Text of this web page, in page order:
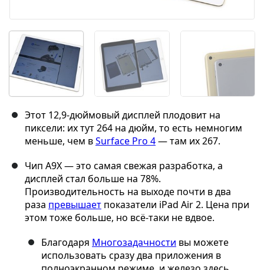
Этот 12,9-дюймовый дисплей плодовит на
пиксели: их тут 264 на дюйм, то есть немногим
меньше, чем вSurface Pro 4— там их 267.
Чип A9X — это самая свежая разработка, а
дисплей стал больше на 78%.
Производительность на выходе почти в два
раза превышает показатели iPad Air 2. Цена при
этом тоже больше, но всё-таки не вдвое.
Благодаря Многозадачности вы можете
использовать сразу два приложения в